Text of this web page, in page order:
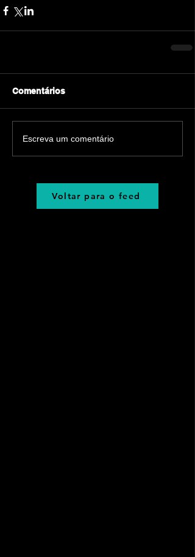
Comentários
Escreva um comentário
Voltar para o feed